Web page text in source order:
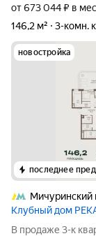
от 673 044 ₽ в
146,2 м²
3-комн.
новостройка
последнее
Мичуринский
Клубный дом
В продаже 3-к